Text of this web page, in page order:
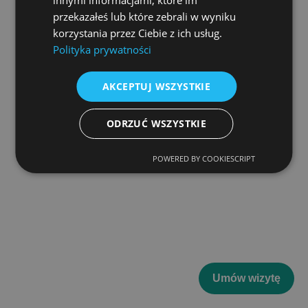
Facebook Instagram
Copyright © 2026 | Zrozumienie. Pracownia Psychoterapii i
Rozwoju.
RODO i Polityka Prywatności|Regulamin świadczenia usług
Umów wizytę
przekazałeś lub które zebrali w wyniku
korzystania przez Ciebie z ich usług.
Polityka prywatności
AKCEPTUJ WSZYSTKIE
ODRZUĆ WSZYSTKIE
POWERED BY COOKIESCRIPT